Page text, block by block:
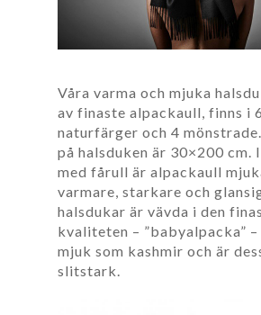
Våra varma och mjuka
av finaste alpackaull, finns i
naturfärger och 4
på halsduken är 30×200 cm.
med fårull är alpackaull
varmare, starkare och
halsdukar är vävda i den
kvaliteten – ”babyalpacka”
mjuk som kashmir och är
slitstark.